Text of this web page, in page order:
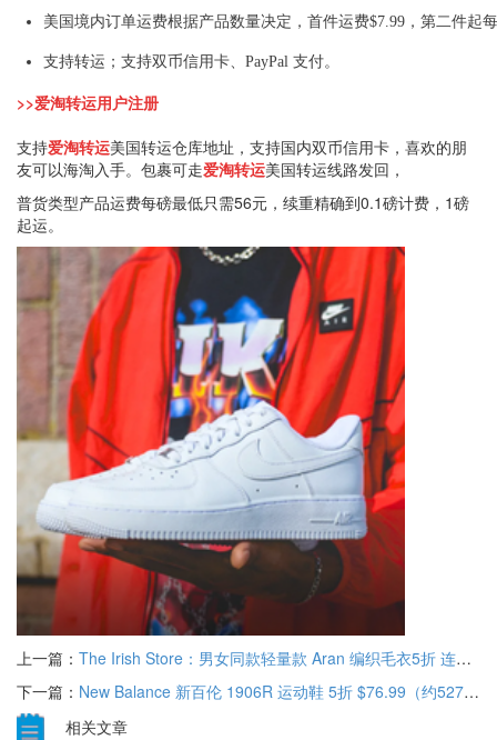
美国境内订单运费根据产品数量决定，首件运费$7.99，第二件起
支持转运；支持双币信用卡、PayPal 支付。
>>爱淘转运用户注册
支持爱淘转运美国转运仓库地址，支持国内双币信用卡，喜欢的朋
友可以海淘入手。包裹可走爱淘转运美国转运线路发回，
普货类型产品运费每磅最低只需56元，续重精确到0.1磅计费，1磅
起运。
上一篇： The Irish Store：男女同款轻量款 Aran 编织毛衣5折 连帽 Aran 拉链款 Lulu 经典大衣6折
下一篇： New Balance 新百伦 1906R 运动鞋 5折 $76.99（约527.51元）
相关文章